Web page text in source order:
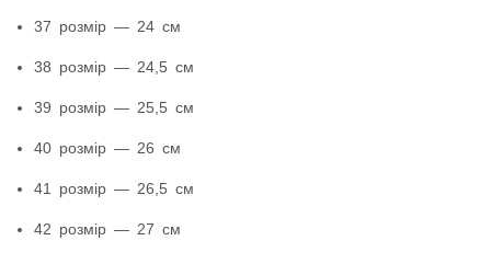
37 розмір — 24 см
38 розмір — 24,5 см
39 розмір — 25,5 см
40 розмір — 26 см
41 розмір — 26,5 см
42 розмір — 27 см